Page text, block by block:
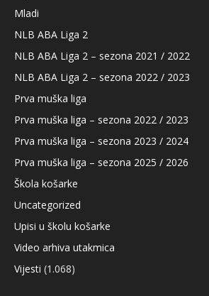
Mladi
NLB ABA Liga 2
NLB ABA Liga 2 – sezona 2021 / 2022
NLB ABA Liga 2 – sezona 2022 / 2023
Prva muška liga
Prva muška liga – sezona 2022 / 2023
Prva muška liga – sezona 2023 / 2024
Prva muška liga – sezona 2025 / 2026
Škola košarke
Uncategorized
Upisi u školu košarke
Video arhiva utakmica
Vijesti (1.068)